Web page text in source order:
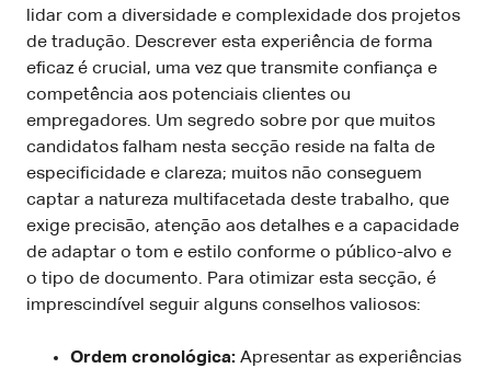
lidar com a diversidade e complexidade dos projetos
de tradução. Descrever esta experiência de forma
eficaz é crucial, uma vez que transmite confiança e
competência aos potenciais clientes ou
empregadores. Um segredo sobre por que muitos
candidatos falham nesta secção reside na falta de
especificidade e clareza; muitos não conseguem
captar a natureza multifacetada deste trabalho, que
exige precisão, atenção aos detalhes e a capacidade
de adaptar o tom e estilo conforme o público-alvo e
o tipo de documento. Para otimizar esta secção, é
imprescindível seguir alguns conselhos valiosos:
Ordem cronológica: Apresentar as experiências